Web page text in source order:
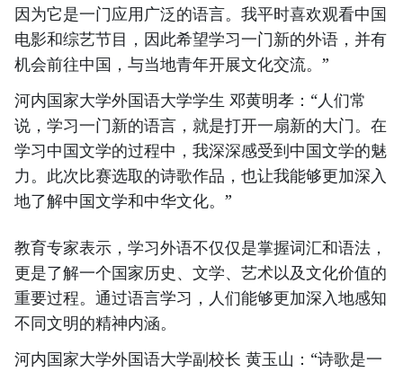
因为它是一门应用广泛的语言。我平时喜欢观看中国
电影和综艺节目，因此希望学习一门新的外语，并有
机会前往中国，与当地青年开展文化交流。”
河内国家大学外国语大学学生 邓黄明孝：“人们常
说，学习一门新的语言，就是打开一扇新的大门。在
学习中国文学的过程中，我深深感受到中国文学的魅
力。此次比赛选取的诗歌作品，也让我能够更加深入
地了解中国文学和中华文化。”
教育专家表示，学习外语不仅仅是掌握词汇和语法，
更是了解一个国家历史、文学、艺术以及文化价值的
重要过程。通过语言学习，人们能够更加深入地感知
不同文明的精神内涵。
河内国家大学外国语大学副校长 黄玉山：“诗歌是一